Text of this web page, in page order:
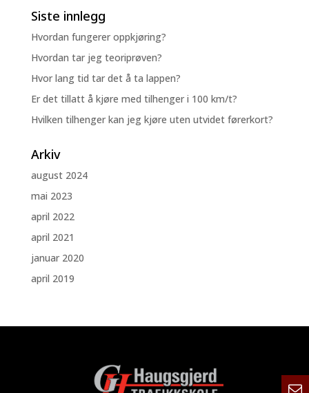
Siste innlegg
Hvordan fungerer oppkjøring?
Hvordan tar jeg teoriprøven?
Hvor lang tid tar det å ta lappen?
Er det tillatt å kjøre med tilhenger i 100 km/t?
Hvilken tilhenger kan jeg kjøre uten utvidet førerkort?
Arkiv
august 2024
mai 2023
april 2022
april 2021
januar 2020
april 2019